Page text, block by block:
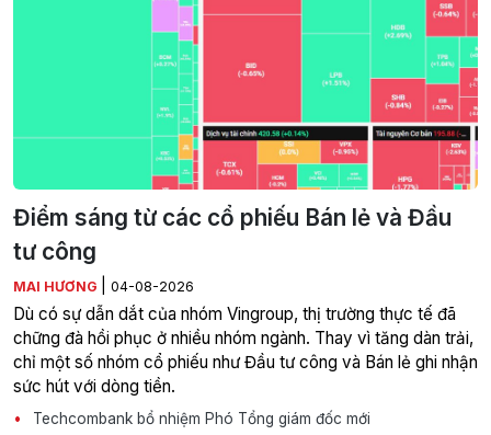
Điểm sáng từ các cổ phiếu Bán lẻ và Đầu
tư công
MAI HƯƠNG 04-08-2026
Dù có sự dẫn dắt của nhóm Vingroup, thị trường thực tế đã
chững đà hồi phục ở nhiều nhóm ngành. Thay vì tăng dàn trải,
chỉ một số nhóm cổ phiếu như Đầu tư công và Bán lẻ ghi nhận
sức hút với dòng tiền.
Techcombank bổ nhiệm Phó Tổng giám đốc mới